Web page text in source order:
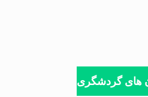
های گردشگری